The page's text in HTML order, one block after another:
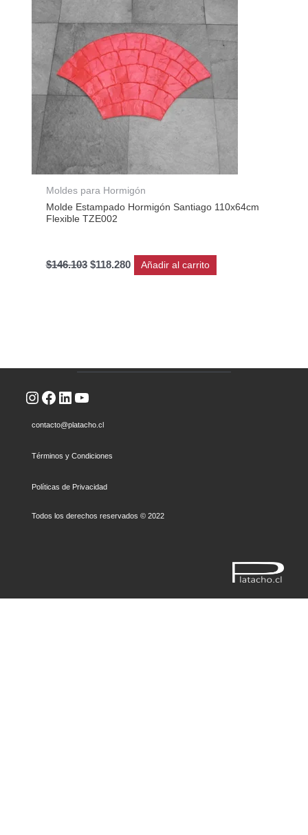
Moldes para Hormigón
Molde Estampado Hormigón Santiago 110x64cm
Flexible TZE002
$146.103 $118.280
$118.280.
Añadir al carrito
Instagram
Facebook
LinkedIn
YouTube
contacto@platacho.cl
Términos y Condiciones
Políticas de Privacidad
Todos los derechos reservados © 2022